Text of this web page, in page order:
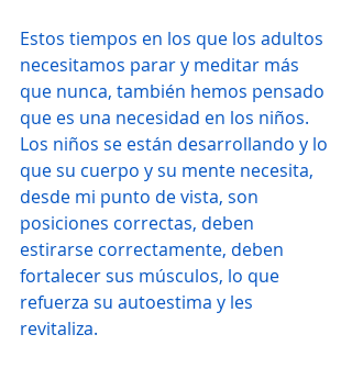
Estos tiempos en los que los adultos
necesitamos parar y meditar más
que nunca, también hemos pensado
que es una necesidad en los niños.
Los niños se están desarrollando y lo
que su cuerpo y su mente necesita,
desde mi punto de vista, son
posiciones correctas, deben
estirarse correctamente, deben
fortalecer sus músculos, lo que
refuerza su autoestima y les
revitaliza.